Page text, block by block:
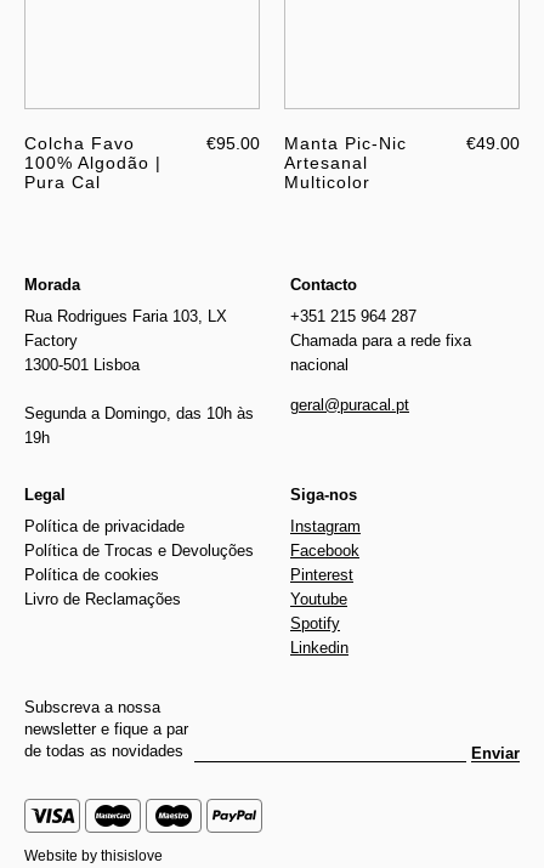
Colcha Favo
100% Algodão |
Pura Cal
€95.00
Manta Pic-Nic
Artesanal
Multicolor
€49.00
Morada
Rua Rodrigues Faria 103, LX
Factory
1300-501 Lisboa
Segunda a Domingo, das 10h às
19h
Contacto
+351 215 964 287
Chamada para a rede fixa
nacional
geral@puracal.pt
Legal
Política de privacidade
Política de Trocas e Devoluções
Política de cookies
Livro de Reclamações
Siga-nos
Instagram
Facebook
Pinterest
Youtube
Spotify
Linkedin
Subscreva a nossa
newsletter e fique a par
de todas as novidades
Enviar
Website by thisislove